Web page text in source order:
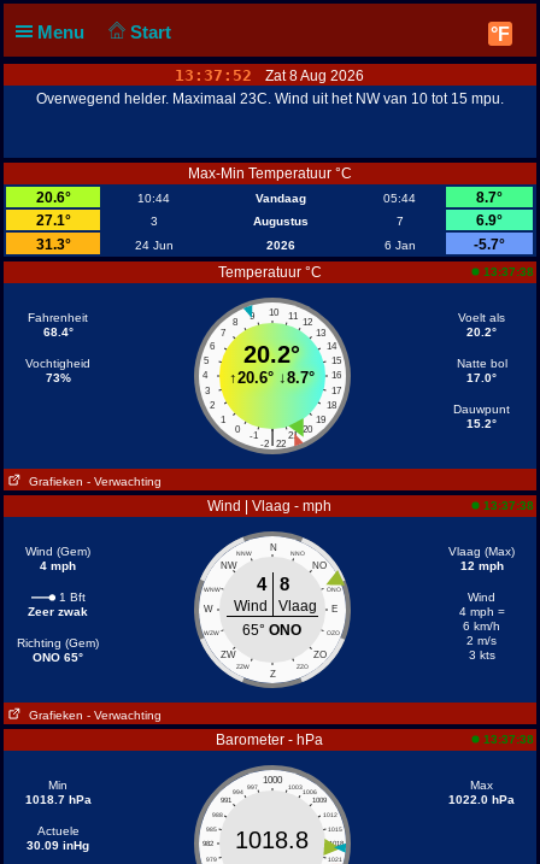
Menu Start °F
13:37:52
Zat 8 Aug 2026
Overwegend helder. Maximaal 23C. Wind uit het NW van 10 tot 15 mpu.
Max-Min Temperatuur °C
20.6°
10:44 Vandaag 05:44
8.7°
27.1°
3 Augustus 7
6.9°
31.3°
24 Jun 2026 6 Jan
-5.7°
Temperatuur °C
13:37:38
Fahrenheit
68.4°
Vochtigheid
73%
10
9 11
8
12
7
13
6
14
5
15
4
16
3
17
2
18
1
19
0
20
-1 21
|
-2 22
20.2°
↑20.6° ↓8.7°
Voelt als
20.2°
Natte bol
17.0°
Dauwpunt
15.2°
Grafieken - Verwachting
Wind | Vlaag - mph 13:37:38
Wind (Gem)
4 mph
1 Bft
Zeer zwak
Richting (Gem)
ONO 65°
N
NNW NNO
NW NO
WNW ONO
W E
WZW OZO
ZW ZO
ZZW ZZO
Z
4 8
Wind
Vlaag
65°ONO
Vlaag (Max)
12 mph
Wind
4 mph =
6 km/h
2 m/s
3 kts
Grafieken - Verwachting
Barometer - hPa 13:37:38
Min
1018.7 hPa
Actuele
30.09 inHg
1000
997 1003
994
1006
991
1009
988
1012
985
1015
982
1018
979
1021
1018.8
Max
1022.0 hPa